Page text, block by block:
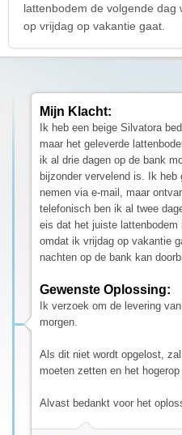
lattenbodem de volgende
op vrijdag op vakantie gaat.
Mijn Klacht:
Ik heb een beige Silvatora
maar het geleverde
ik al drie dagen op de bank
bijzonder vervelend is. Ik heb
nemen via e-mail, maar
telefonisch ben ik al twee
eis dat het juiste lattenbodem
omdat ik vrijdag op vakantie
nachten op de bank kan
Gewenste Oplossing:
Ik verzoek om de levering
morgen.
Als dit niet wordt opgelost,
moeten zetten en het hogerop
Alvast bedankt voor het